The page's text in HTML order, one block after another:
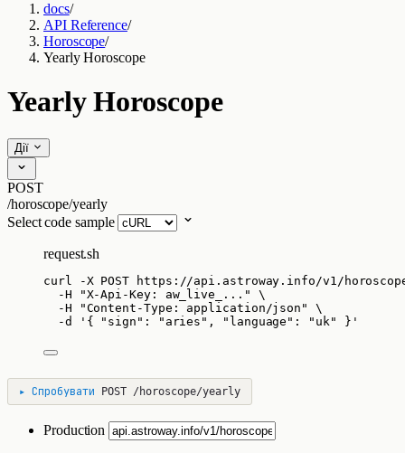
docs/
API Reference/
Horoscope/
Yearly Horoscope
Yearly Horoscope
Дії
POST
/horoscope/yearly
Select code sample
request.sh
curl -X POST
https://api.astroway.info/v1/
-H
"X-Api-Key: aw_live_... "
\
-H
"Content-Type: application/json "
\
-d
' { "sign": "aries", "language": "uk" } '
▸ Спробувати POST /horoscope/yearly
Production